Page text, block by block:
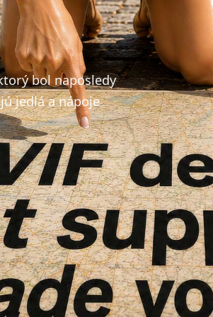
bol naposledy
jedlá a nápoje